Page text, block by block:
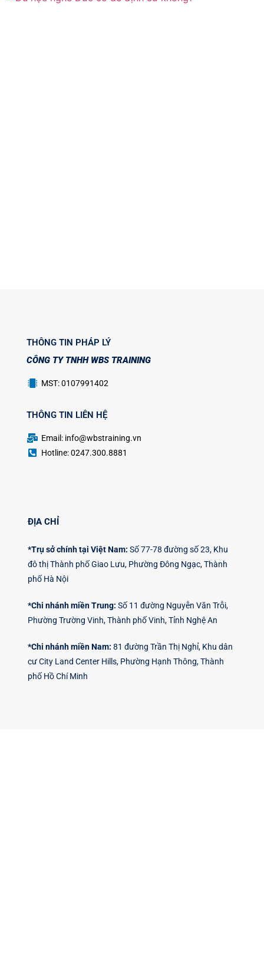
THÔNG TIN PHÁP LÝ
CÔNG TY TNHH WBS TRAINING
MST: 0107991402
THÔNG TIN LIÊN HỆ
Email: info@wbstraining.vn
Hotline: 0247.300.8881
ĐỊA CHỈ
*Trụ sở chính tại Việt Nam: Số 77-78 đường số 23, Khu
đô thị Thành phố Giao Lưu, Phường Đông Ngạc, Thành
phố Hà Nội
*Chi nhánh miền Trung: Số 11 đường Nguyễn Văn Trỗi,
Phường Trường Vinh, Thành phố Vinh, Tỉnh Nghệ An
*Chi nhánh miền Nam: 81 đường Trần Thị Nghỉ, Khu dân
cư City Land Center Hills, Phường Hạnh Thông, Thành
phố Hồ Chí Minh